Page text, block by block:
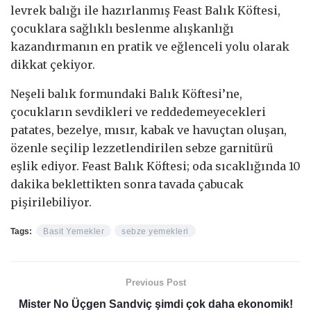
levrek balığı ile hazırlanmış Feast Balık Köftesi,
çocuklara sağlıklı beslenme alışkanlığı
kazandırmanın en pratik ve eğlenceli yolu olarak
dikkat çekiyor.
Neşeli balık formundaki Balık Köftesi’ne,
çocukların sevdikleri ve reddedemeyecekleri
patates, bezelye, mısır, kabak ve havuçtan oluşan,
özenle seçilip lezzetlendirilen sebze garnitürü
eşlik ediyor. Feast Balık Köftesi; oda sıcaklığında 10
dakika beklettikten sonra tavada çabucak
pişirilebiliyor.
Tags: Basit Yemekler sebze yemekleri
Previous Post
Mister No Üçgen Sandviç şimdi çok daha ekonomik!